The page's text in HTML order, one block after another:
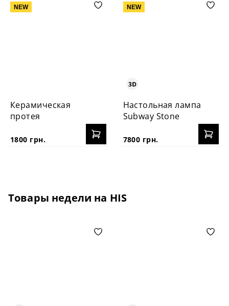
NEW
Керамическая
протея
1800 грн.
NEW
Настольная лампа
Subway Stone
7800 грн.
Товары недели на HIS